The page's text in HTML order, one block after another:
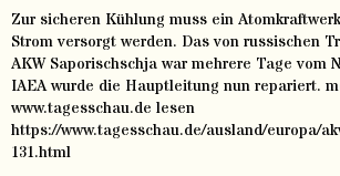
Zur sicheren Kühlung muss ein
Strom versorgt werden. Das von russischen
AKW Saporischschja war mehrere Tage vom
IAEA wurde die Hauptleitung nun repariert.
www.tagesschau.de lesen
https://www.tagesschau.de/ausland/europa/
131.html